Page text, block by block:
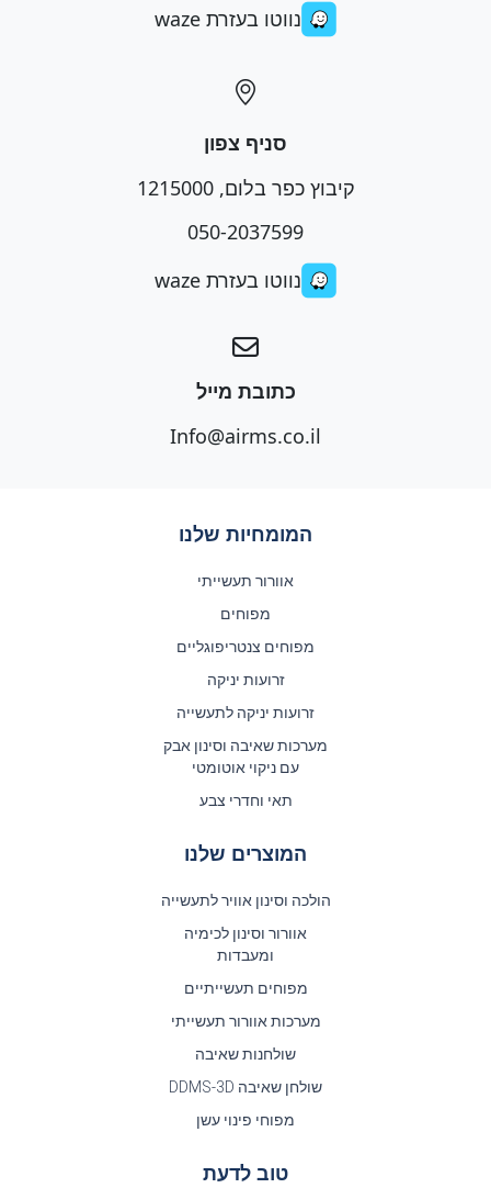
נווטו בעזרת waze
סניף צפון
קיבוץ כפר בלום, 1215000
050-2037599
נווטו בעזרת waze
כתובת מייל
Info@airms.co.il
המומחיות שלנו
אוורור תעשייתי
מפוחים
מפוחים צנטריפוגליים
זרועות יניקה
זרועות יניקה לתעשייה
מערכות שאיבה וסינון אבק
עם ניקוי אוטומטי
תאי וחדרי צבע
המוצרים שלנו
הולכה וסינון אוויר לתעשייה
אוורור וסינון לכימיה
ומעבדות
מפוחים תעשייתיים
מערכות אוורור תעשייתי
שולחנות שאיבה
שולחן שאיבה DDMS-3D
מפוחי פינוי עשן
טוב לדעת